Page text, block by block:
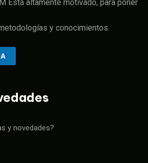
Está altamente motivado, para poner
y conocimientos.
y novedades?